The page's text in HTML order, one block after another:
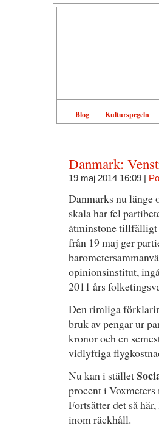
Blog Kulturspegeln
Danmark:
19 maj 2014 16:09 |
Danmarks nu länge
skala har fel
åtminstone
från 19 maj ger
opinionsinstitut,
2011 års
Den rimliga
bruk av pengar ur
kronor och en
vidlyftiga
Nu kan i stället
procent i
Fortsätter det så
inom räckhåll.